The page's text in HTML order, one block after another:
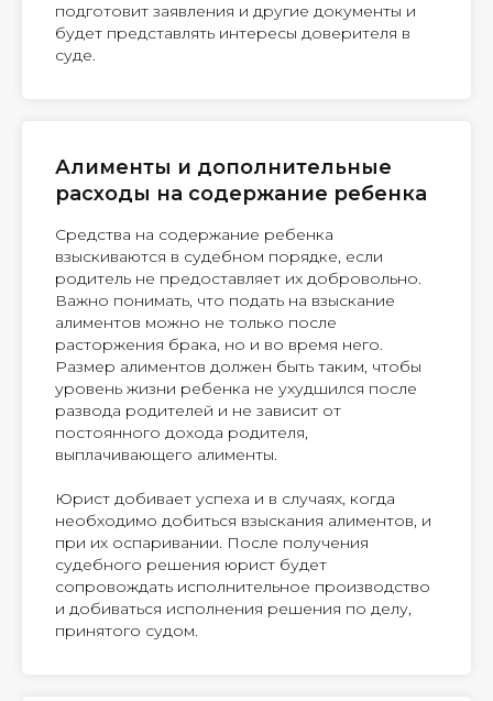
подготовит заявления и другие документы и
будет представлять интересы доверителя в
суде.
Алименты и дополнительные
расходы на содержание ребенка
Средства на содержание ребенка
взыскиваются в судебном порядке, если
родитель не предоставляет их добровольно.
Важно понимать, что подать на взыскание
алиментов можно не только после
расторжения брака, но и во время него.
Размер алиментов должен быть таким, чтобы
уровень жизни ребенка не ухудшился после
развода родителей и не зависит от
постоянного дохода родителя,
выплачивающего алименты.
Юрист добивает успеха и в случаях, когда
необходимо добиться взыскания алиментов, и
при их оспаривании. После получения
судебного решения юрист будет
сопровождать исполнительное производство
и добиваться исполнения решения по делу,
принятого судом.